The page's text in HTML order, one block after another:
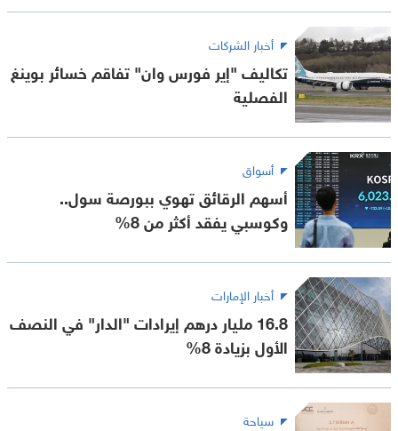
أخبار الشركات
تكاليف "إير فورس وان" تفاقم خسائر بوينغ
الفصلية
أسواق
أسهم الرقائق تهوي ببورصة سول..
وكوسبي يفقد أكثر من 8%
أخبار الإمارات
16.8 مليار درهم إيرادات "الدار" في النصف
الأول بزيادة 8%
سياحة